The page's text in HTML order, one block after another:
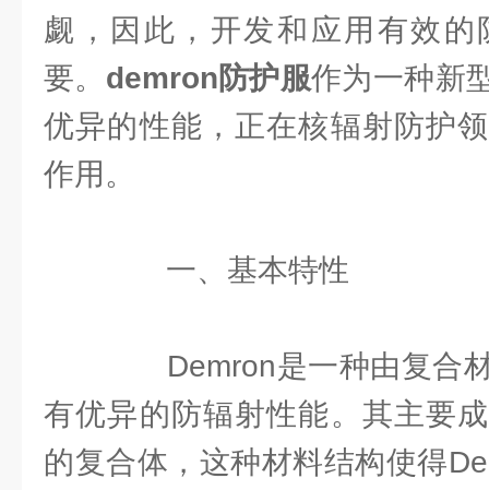
觑，因此，开发和应用有效
要。 demron防护服作为一种新
优异的性能，正在核辐射防护
作用。
一、基本特性
Demron是一种由复合材
有优异的防辐射性能。其主要
的复合体，这种材料结构使得